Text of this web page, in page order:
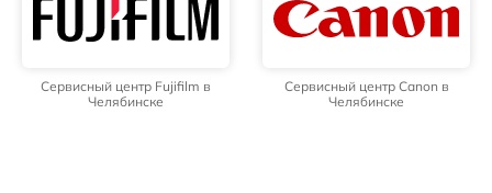
Сервисный центр Fujifilm в
Челябинске
Сервисный центр Canon в
Челябинске